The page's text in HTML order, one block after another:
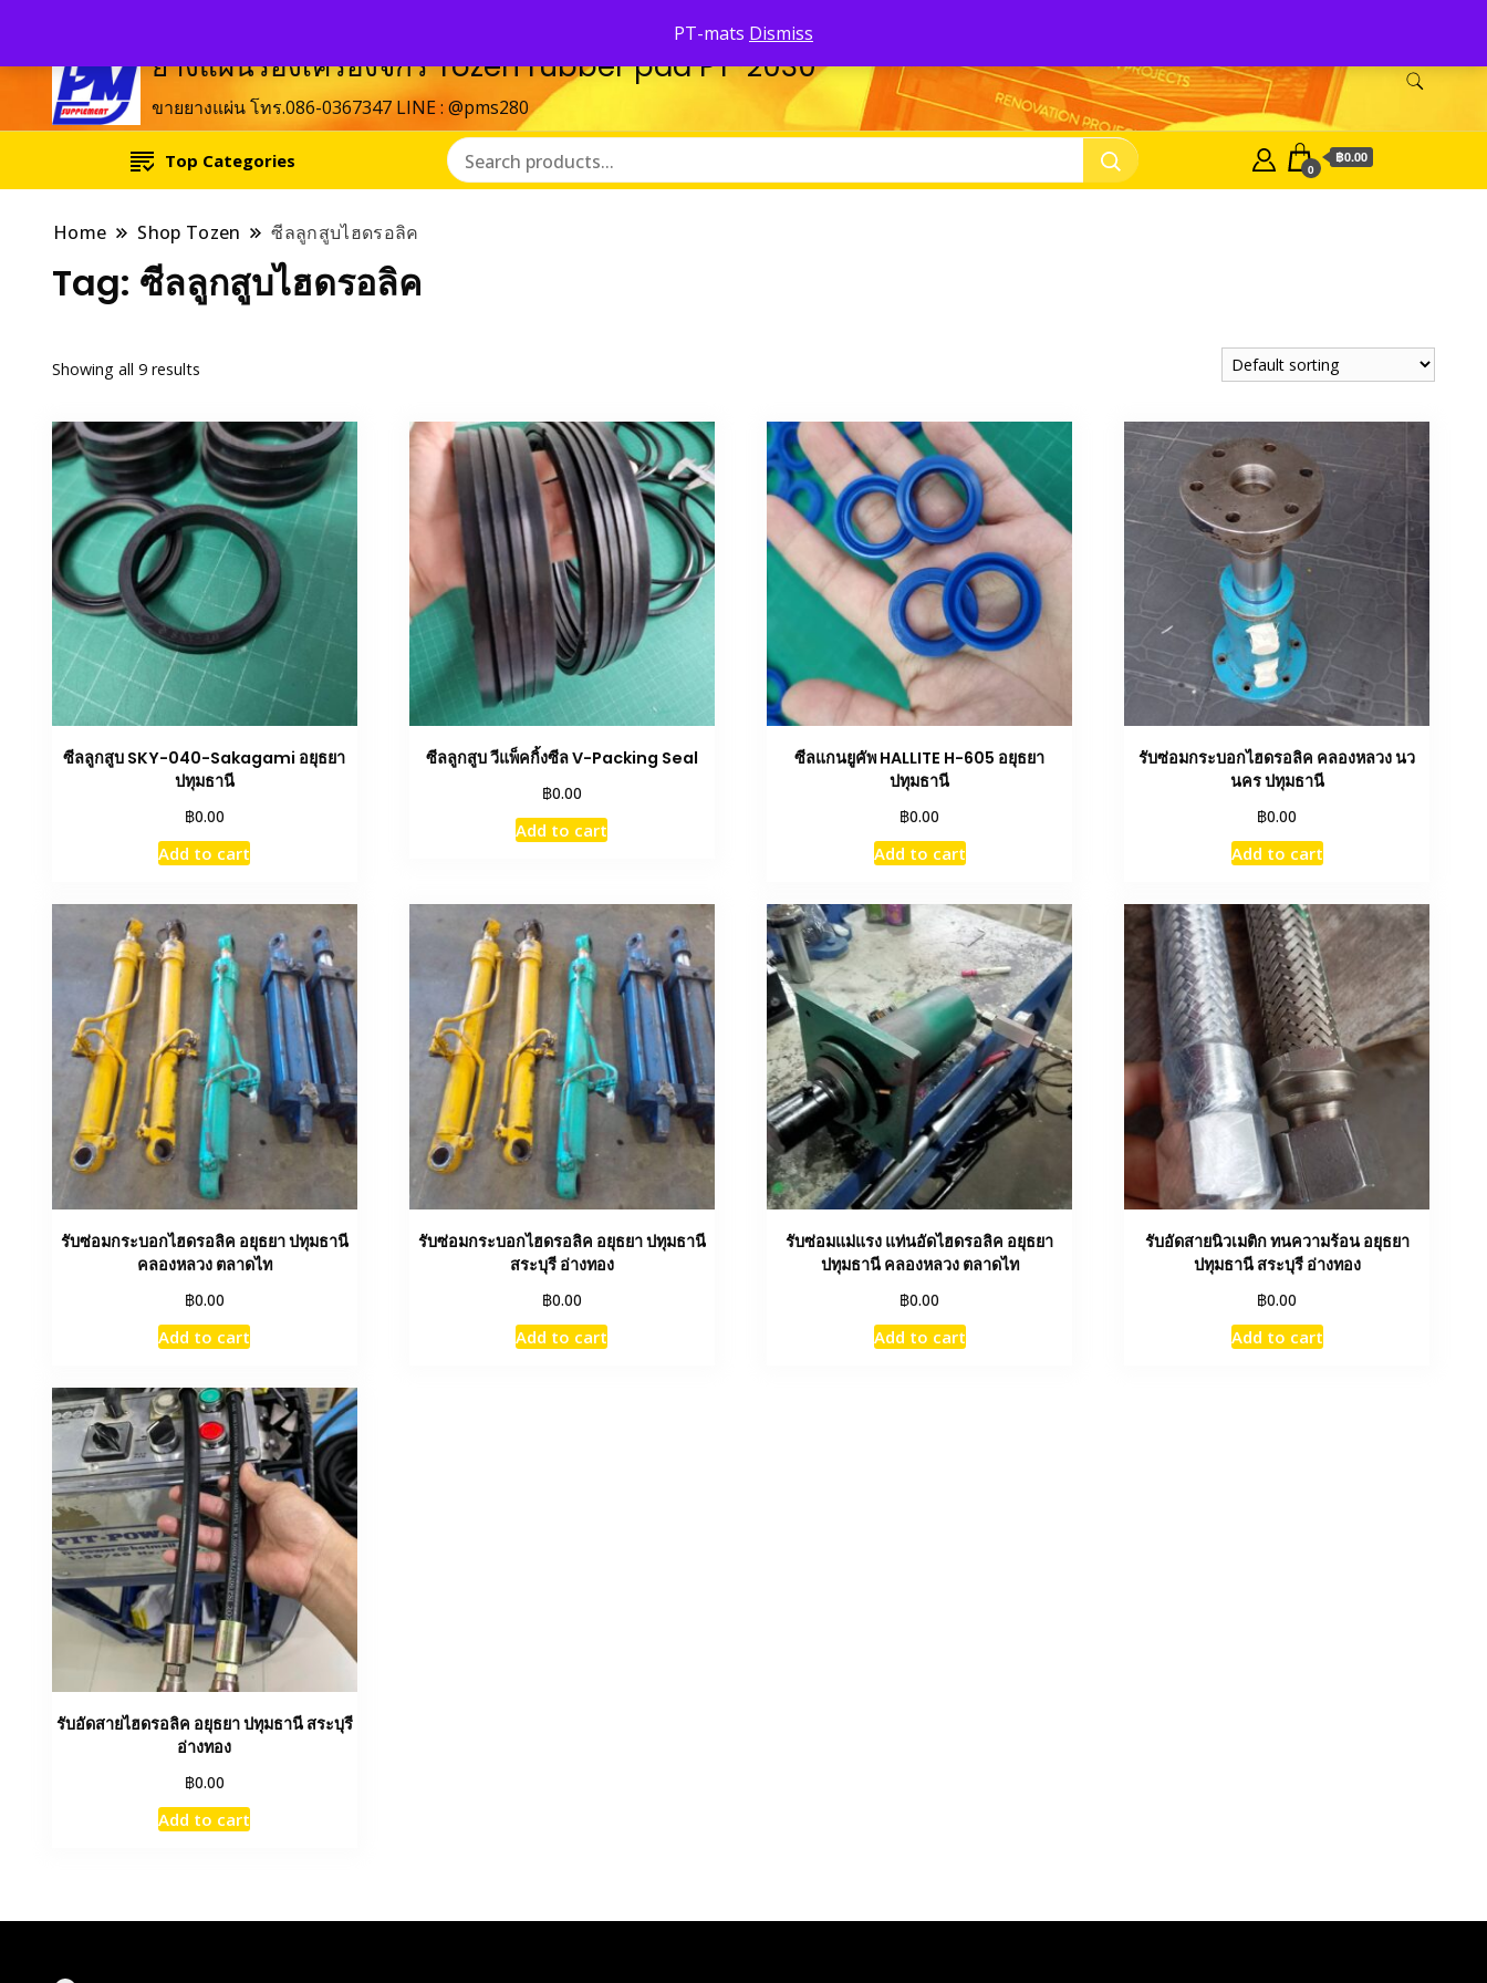
PT-mats Dismiss
ยางแผ่นรองเครื่องจักร Tozen rubber pad PT-2030
ขายยางแผ่น โทร.086-0367347 LINE : @pms280
Top Categories 0
฿0.00
Home Shop Tozen ซีลลูกสูบไฮดรอลิค
Tag: ซีลลูกสูบไฮดรอลิค
Showing all 9 results
ซีลลูกสูบ SKY-040-Sakagami อยุธยา
ปทุมธานี
฿0.00
Add to cart
ซีลลูกสูบ วีแพ็คกิ้งซีล V-Packing Seal
฿0.00
Add to cart
ซีลแกนยูคัพ HALLITE H-605 อยุธยา
ปทุมธานี
฿0.00
Add to cart
รับซ่อมกระบอกไฮดรอลิค คลองหลวง นว
นคร ปทุมธานี
฿0.00
Add to cart
รับซ่อมกระบอกไฮดรอลิค อยุธยา ปทุมธานี
คลองหลวง ตลาดไท
฿0.00
Add to cart
รับซ่อมกระบอกไฮดรอลิค อยุธยา ปทุมธานี
สระบุรี อ่างทอง
฿0.00
Add to cart
รับซ่อมแม่แรง แท่นอัดไฮดรอลิค อยุธยา
ปทุมธานี คลองหลวง ตลาดไท
฿0.00
Add to cart
รับอัดสายนิวเมติก ทนความร้อน อยุธยา
ปทุมธานี สระบุรี อ่างทอง
฿0.00
Add to cart
รับอัดสายไฮดรอลิค อยุธยา ปทุมธานี สระบุรี
อ่างทอง
฿0.00
Add to cart